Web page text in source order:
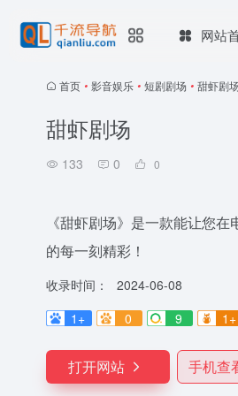
网站
首页 • 影音娱乐 • 短剧剧场 • 甜虾剧场
甜虾剧场
133 0 0
《甜虾剧场》是一款能让您
的每一刻精彩！
收录时间：
2024-06-08
1+
0 9 1+
打开网站 手机查